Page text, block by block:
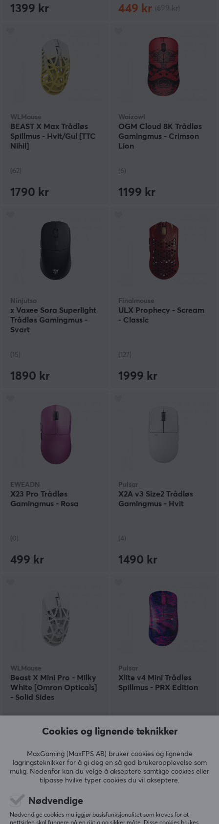
1399 kr 449 kr
WLMouse
BEAST X Max Trådløs
Spillmus - Hvit/Gul [TTC
Nihil]
(62)
1790 kr
Waizowl
OGM Cloud 8K Trådløs
Gamingmus - Crimson
Lion
(6)
1199 kr
Ninjutso
x Vaxee Sora Superlight
Trådløs Gamingmus -
Svart
(15)
1890 kr
Finalmouse
ULX Prophecy - Scream
- Classic
(127)
1999 kr
EWEADN
X23 Pro Trådløs
Gamingmus - Rosa
(0)
499 kr
Pulsar
X2A v3 Size2 Trådløs
Gamingmus - Hvit
(4)
1490 kr
WLMouse
Beast X Mini Pro - Milky
White [Omron Opticals]
- Solid Sides
Pulsar
Xlite v4 Mini Trådløs
Spillmus - PRX Edition
Cookies og lignende teknikker
MaxGaming (MaxFPS AB) bruker cookies og lignende
lagringsteknikker for å gi deg en så god brukeropplevelse som
mulig. Nedenfor kan du velge å akseptere samtlige cookies eller
tilpasse hvilke typer cookies du vil akseptere.
Nødvendige
Nødvendige cookies muliggjør basisfunksjonalitet som kreves for at
nettsiden skal fungere på en riktig og sikker måte. Disse cookies brukes